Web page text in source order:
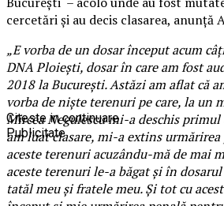
cercetări şi au decis clasarea, anunţă
„E vorba de un dosar început acum
DNA Ploiești, dosar în care am fost
2018 la București. Astăzi am aflat că
vorba de niște terenuri pe care, la un
Mircea Negulescu mi-a deschis primul
am luat clasare, mi-a extins
aceste terenuri acuzându-mă de mai
aceste terenuri le-a băgat și în
tatăl meu și fratele meu. Și tot cu
Citeste in continuare
Publicitate